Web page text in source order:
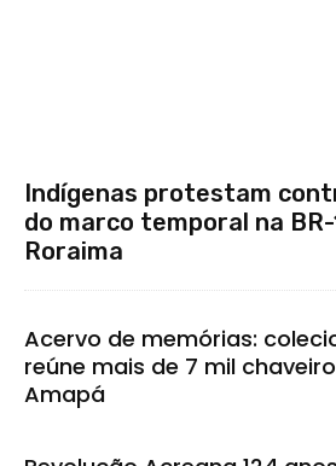
Indígenas protestam
do marco temporal na
Roraima
Acervo de memórias:
reúne mais de 7 mil
Amapá